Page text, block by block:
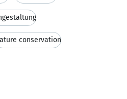
conservation